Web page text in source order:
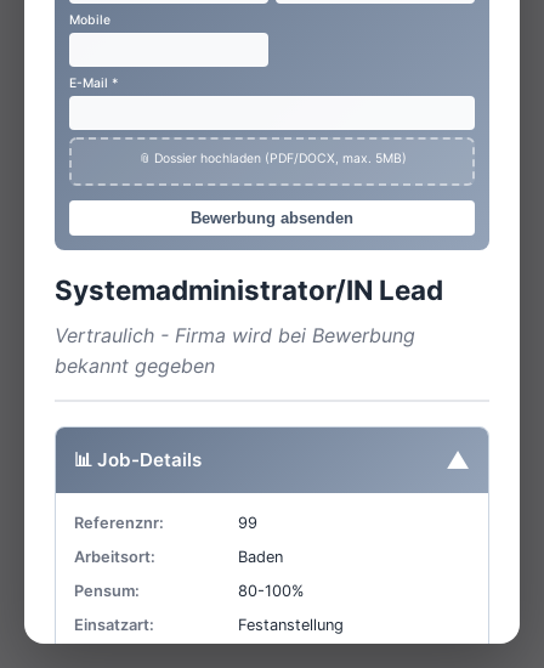
Mobile
E-Mail *
📎 Dossier hochladen (PDF/DOCX, max. 5MB)
Bewerbung absenden
Systemadministrator/IN Lead
Vertraulich - Firma wird bei Bewerbung
bekannt gegeben
📊 Job-Details ▼
Referenznr:
99
Arbeitsort:
Baden
Pensum:
80-100%
Einsatzart:
Festanstellung